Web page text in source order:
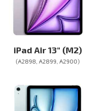
iPad Air 13″ (M2)
(A2898, A2899, A2900)